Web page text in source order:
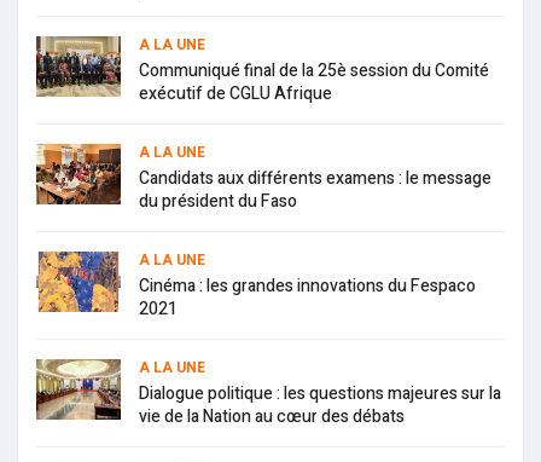
A LA UNE
Communiqué final de la 25è session du Comité
exécutif de CGLU Afrique
A LA UNE
Candidats aux différents examens : le message
du président du Faso
A LA UNE
Cinéma : les grandes innovations du Fespaco
2021
A LA UNE
Dialogue politique : les questions majeures sur la
vie de la Nation au cœur des débats